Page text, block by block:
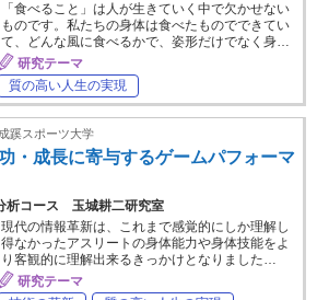
「食べること」は人が生きていく中で欠かせない
ものです。私たちの身体は食べたものでできてい
て、どんな風に食べるかで、姿形だけでなく身…
研究テーマ
質の高い人生の実現
蹊スポーツ大学
・成長に寄与するゲームパフォーマ
析コース 玉城耕二研究室
現代の情報革新は、これまで感覚的にしか理解し
得なかったアスリートの身体能力や身体技能をよ
り客観的に理解出来るきっかけとなりました…
研究テーマ